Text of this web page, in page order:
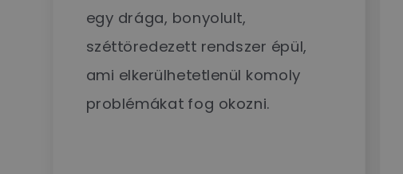
egy drága, bonyolult,
széttöredezett rendszer épül,
ami elkerülhetetlenül komoly
problémákat fog okozni.